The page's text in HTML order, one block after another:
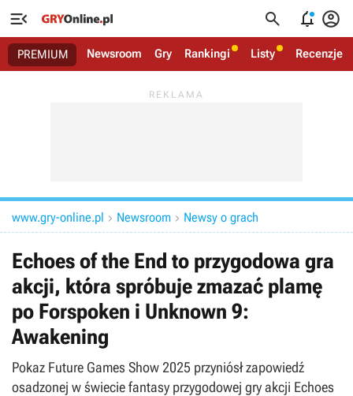
   
PREMIUM Newsroom Gry Rankingi Listy Recenzje
www.gry-online.pl  Newsroom  Newsy o grach
Echoes of the End to przygodowa gra
akcji, która spróbuje zmazać plamę
po Forspoken i Unknown 9:
Awakening
Pokaz Future Games Show 2025 przyniósł zapowiedź
osadzonej w świecie fantasy przygodowej gry akcji Echoes